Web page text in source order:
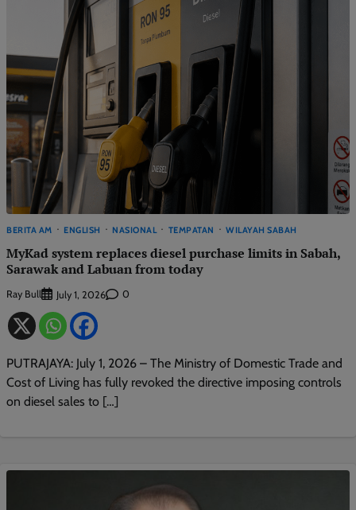
BERITA AM ENGLISH NASIONAL TEMPATAN WILAYAH SABAH
MyKad system replaces diesel purchase limits in Sabah,
Sarawak and Labuan from today
Ray Bull July 1, 2026 0
PUTRAJAYA: July 1, 2026 – The Ministry of Domestic Trade and
Cost of Living has fully revoked the directive imposing controls
on diesel sales to […]